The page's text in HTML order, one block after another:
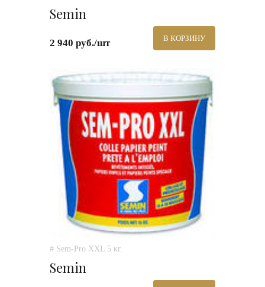
Semin
2 940 руб./шт В КОРЗИНУ
# Sem-Pro XXL 5 кг.
Semin